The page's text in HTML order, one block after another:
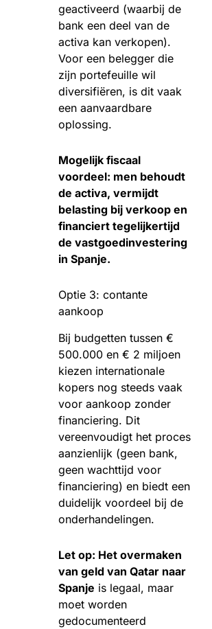
geactiveerd (waarbij de
bank een deel van de
activa kan verkopen).
Voor een belegger die
zijn portefeuille wil
diversifiëren, is dit vaak
een aanvaardbare
oplossing.
Mogelijk fiscaal
voordeel: men behoudt
de activa, vermijdt
belasting bij verkoop en
financiert tegelijkertijd
de vastgoedinvestering
in Spanje.
Optie 3: contante
aankoop
Bij budgetten tussen €
500.000 en € 2 miljoen
kiezen internationale
kopers nog steeds vaak
voor aankoop zonder
financiering. Dit
vereenvoudigt het proces
aanzienlijk (geen bank,
geen wachttijd voor
financiering) en biedt een
duidelijk voordeel bij de
onderhandelingen.
Let op: Het overmaken
van geld van Qatar naar
Spanje is legaal, maar
moet worden
gedocumenteerd